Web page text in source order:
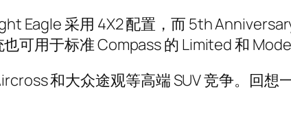
Eagle 采用 4X2 配置，而 5th
可用于标准 Compass 的 Limited 和 Model
和大众途观等高端 SUV 竞争。回